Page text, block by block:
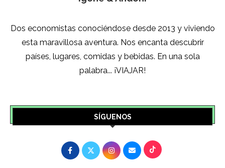
SÍGUENOS
DESCUENTOS Y RECOMENDACIONES